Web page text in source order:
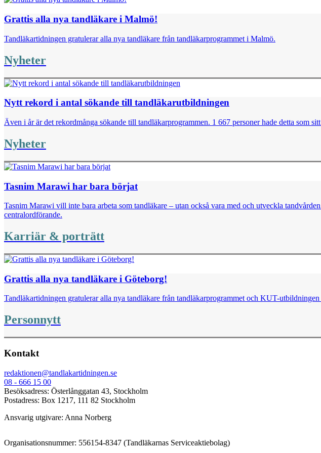
Grattis alla nya tandläkare i Malmö!
Tandläkartidningen gratulerar alla nya tandläkare från tandläkarprogrammet i Malmö.
Nyheter
Nytt rekord i antal sökande till tandläkarutbildningen
Även i år är det rekordmånga sökande till tandläkarprogrammen. 1 667 personer hade detta som
Nyheter
Tasnim Marawi har bara börjat
Tasnim Marawi vill inte bara arbeta som tandläkare – utan också vara med och utveckla
centralordförande.
Karriär & porträtt
Grattis alla nya tandläkare i Göteborg!
Tandläkartidningen gratulerar alla nya tandläkare från tandläkarprogrammet och KUT-
Personnytt
Kontakt
redaktionen@tandlakartidningen.se
08 - 666 15 00
Besöksadress: Österlånggatan 43, Stockholm
Postadress: Box 1217, 111 82 Stockholm
Ansvarig utgivare: Anna Norberg
Organisationsnummer: 556154-8347 (Tandläkarnas Serviceaktiebolag)